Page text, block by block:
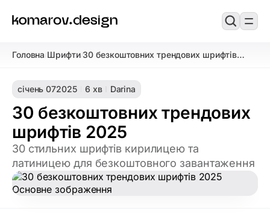
Головна/Шрифти/30 безкоштовних трендових шрифтів
січень 072025 6 хв Darina
30 безкоштовних трендових
шрифтів 2025
30 стильних шрифтів кирилицею та
латиницею для безкоштовного завантаження